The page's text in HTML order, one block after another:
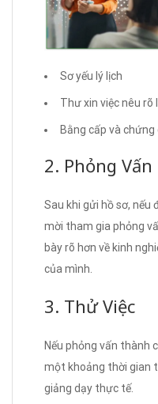
Sơ yếu lý lịch
Thư xin việc nêu rõ
Bằng cấp và chứng
2. Phỏng Vấn
Sau khi gửi hồ sơ, nếu
mời tham gia phỏng
bày rõ hơn về kinh
của mình.
3. Thử Việc
Nếu phỏng vấn thành
một khoảng thời gian
giảng dạy thực tế.